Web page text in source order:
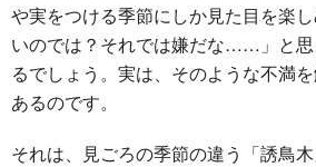
や実をつける季節にしか見た目を楽
いのでは？それでは嫌だな……」と思
るでしょう。実は、そのような不満
あるのです。
それは、見ごろの季節の違う「誘鳥